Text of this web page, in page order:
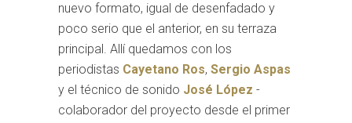
nuevo formato, igual de desenfadado y
poco serio que el anterior, en su terraza
principal. Allí quedamos con los
periodistas Cayetano Ros, Sergio Aspas
y el técnico de sonido José López -
colaborador del proyecto desde el primer